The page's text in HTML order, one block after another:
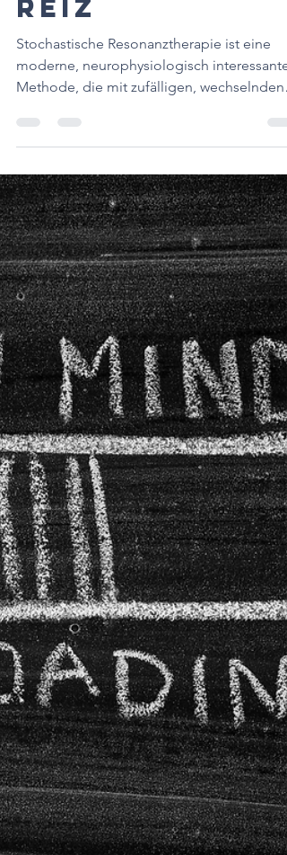
richtigen
Reiz
Stochastische Resonanztherapie ist eine
Methode, die mit zufälligen, wechselnden
Bewegungsreizen arbeitet. Sie fordert dein
deine muskuläre Steuerung an und kann
dein Nervensystem beim motorischen
Lernen unterstützen.